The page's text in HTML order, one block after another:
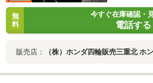
無
料
今すぐ在庫確認・
電話する
販売店： （株）ホンダ四輪販売三重北 ホンダカーズ三